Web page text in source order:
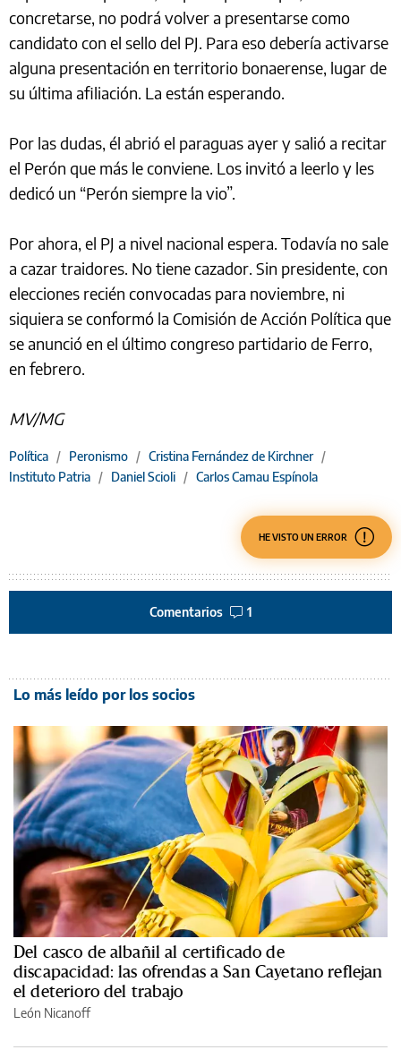
concretarse, no podrá volver a presentarse como
candidato con el sello del PJ. Para eso debería activarse
alguna presentación en territorio bonaerense, lugar de
su última afiliación. La están esperando.
Por las dudas, él abrió el paraguas ayer y salió a recitar
el Perón que más le conviene. Los invitó a leerlo y les
dedicó un “Perón siempre la vio”.
Por ahora, el PJ a nivel nacional espera. Todavía no sale
a cazar traidores. No tiene cazador. Sin presidente, con
elecciones recién convocadas para noviembre, ni
siquiera se conformó la Comisión de Acción Política que
se anunció en el último congreso partidario de Ferro,
en febrero.
MV/MG
Política / Peronismo / Cristina Fernández de Kirchner /
Instituto Patria / Daniel Scioli / Carlos Camau Espínola
HE VISTO UN ERROR
Comentarios 1
Lo más leído por los socios
Del casco de albañil al certificado de
discapacidad: las ofrendas a San Cayetano reflejan
el deterioro del trabajo
León Nicanoff